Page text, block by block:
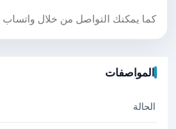
كما يمكنك التواصل من خلال واتساب
المواصفات
الحالة